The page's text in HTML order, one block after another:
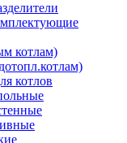
котлам)
котлов